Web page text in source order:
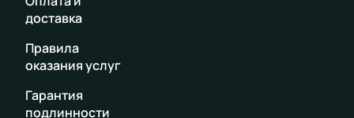
доставка
Правила
оказания услуг
Гарантия
подлинности